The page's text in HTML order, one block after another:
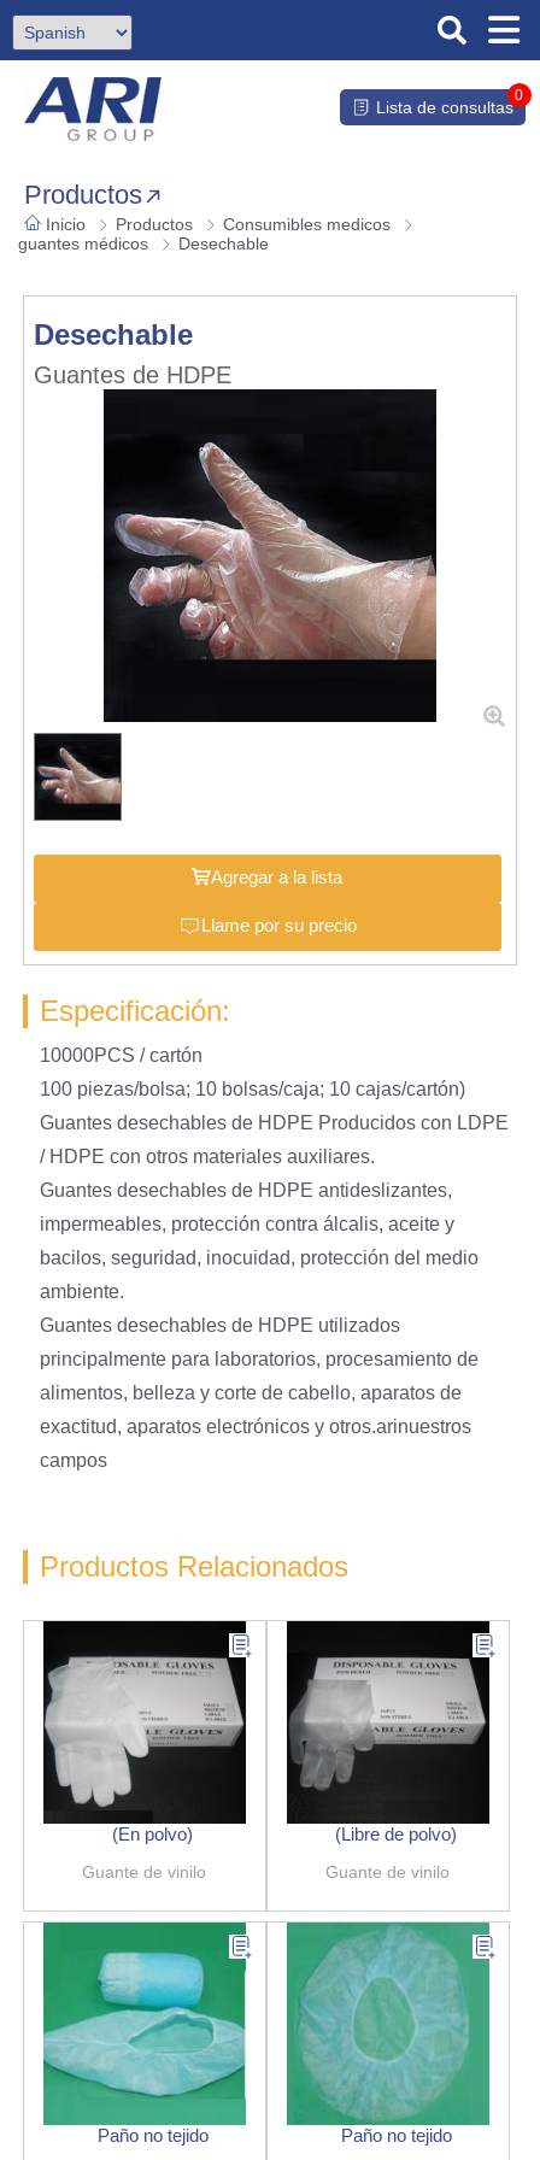
Lista de consultas
0
Productos
Inicio Productos
Consumibles medicos
guantes médicos
Desechable
Desechable
Guantes de HDPE
Agregar a la lista
Llame por su precio
Especificación:
10000PCS / cartón
100 piezas/bolsa; 10 bolsas/caja; 10 cajas/cartón)
Guantes desechables de HDPE Producidos con LDPE
/ HDPE con otros materiales auxiliares.
Guantes desechables de HDPE antideslizantes,
impermeables, protección contra álcalis, aceite y
bacilos, seguridad, inocuidad, protección del medio
ambiente.
Guantes desechables de HDPE utilizados
principalmente para laboratorios, procesamiento de
alimentos, belleza y corte de cabello, aparatos de
exactitud, aparatos electrónicos y otros.arinuestros
campos
Productos Relacionados
(En polvo)
Guante de vinilo
(Libre de polvo)
Guante de vinilo
Paño no tejido Paño no tejido